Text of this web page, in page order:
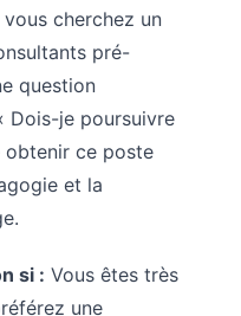
cherchez un
pré-
question
Dois-je poursuivre
obtenir ce poste
et la
si : Vous êtes très
une